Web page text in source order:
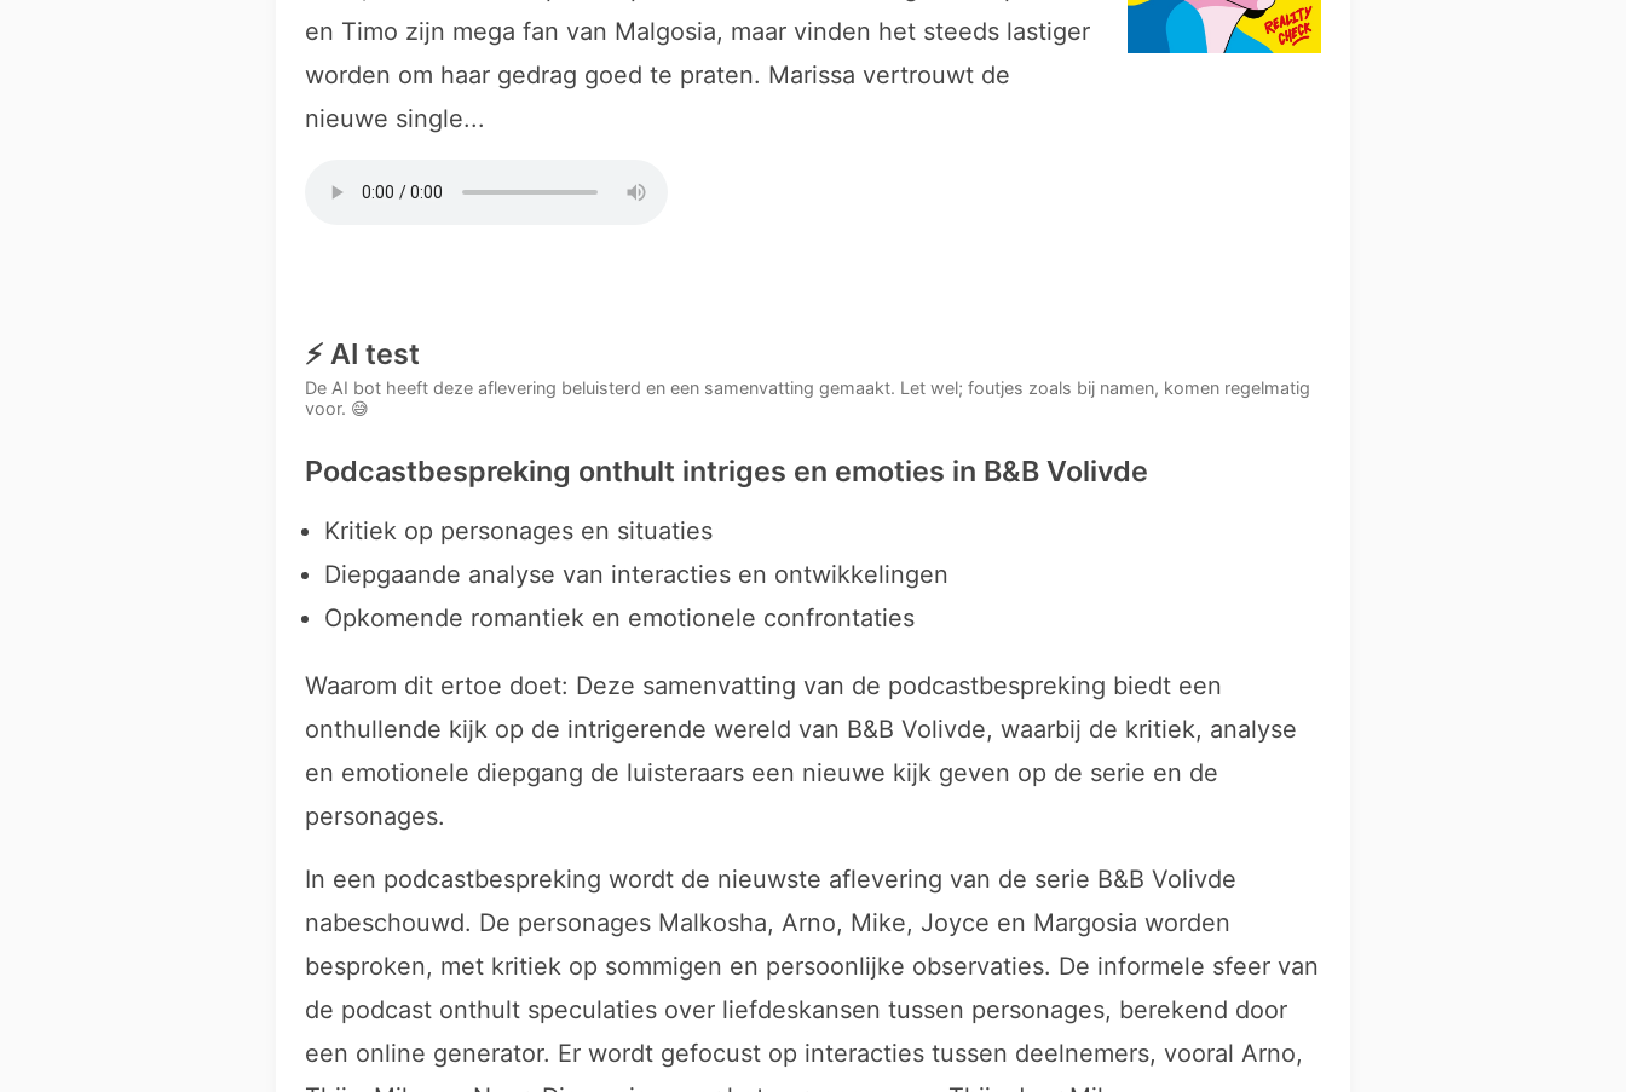
en Timo zijn mega fan van Malgosia, maar vinden het steeds lastiger
worden om haar gedrag goed te praten. Marissa vertrouwt de
nieuwe single...
⚡ AI test
De AI bot heeft deze aflevering beluisterd en een samenvatting gemaakt. Let wel; foutjes zoals bij namen, komen regelmatig
voor. 😅
Podcastbespreking onthult intriges en emoties in B&B Volivde
Kritiek op personages en situaties
Diepgaande analyse van interacties en ontwikkelingen
Opkomende romantiek en emotionele confrontaties
Waarom dit ertoe doet: Deze samenvatting van de podcastbespreking biedt een
onthullende kijk op de intrigerende wereld van B&B Volivde, waarbij de kritiek, analyse
en emotionele diepgang de luisteraars een nieuwe kijk geven op de serie en de
personages.
In een podcastbespreking wordt de nieuwste aflevering van de serie B&B Volivde
nabeschouwd. De personages Malkosha, Arno, Mike, Joyce en Margosia worden
besproken, met kritiek op sommigen en persoonlijke observaties. De informele sfeer van
de podcast onthult speculaties over liefdeskansen tussen personages, berekend door
een online generator. Er wordt gefocust op interacties tussen deelnemers, vooral Arno,